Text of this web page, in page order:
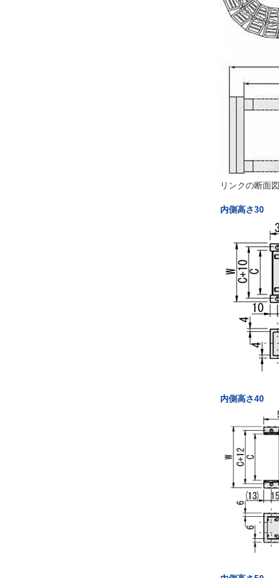
リンクの断面図
内側高さ30
内側高さ40